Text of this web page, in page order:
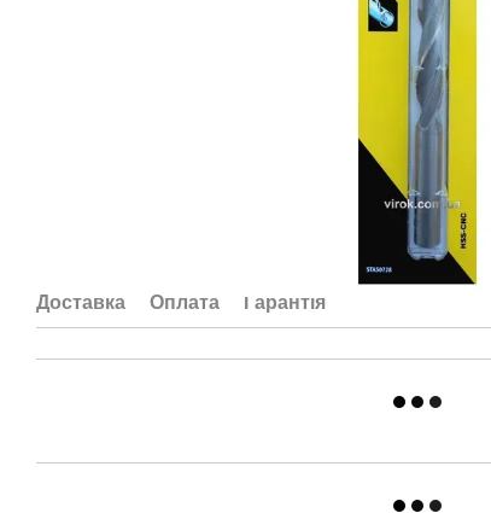
Доставка Оплата Гарантія